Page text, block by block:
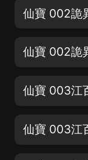
仙寶 002詭
仙寶 003江
仙寶 003江